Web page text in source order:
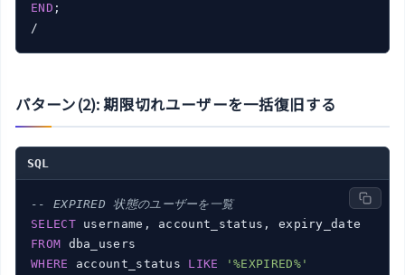
END ;
パターン(2): 期限切れユーザーを一括復旧する
SQL
-- EXPIRED 状態のユーザーを一覧
SELECT
FROM
WHERE account_status LIKE
'%EXPIRED%'